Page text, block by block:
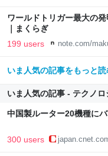
ワールドトリガー最大の
｜まくらぎ
199 users note.com/
いま人気の記事をもっと読
いま人気の記事 - テクノロ
中国製ルーター20機種に
300 users